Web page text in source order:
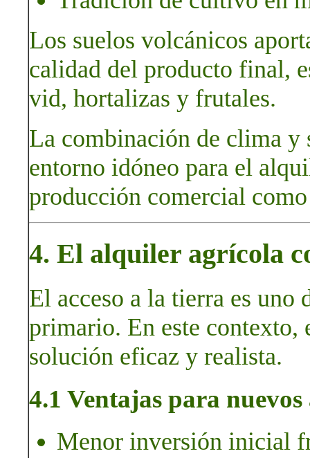
Los suelos volcánicos
calidad del producto final,
vid, hortalizas y frutales.
La combinación de clima y
entorno idóneo para el
producción comercial
4. El alquiler agrícola
El acceso a la tierra es uno
primario. En este contexto,
solución eficaz y realista.
4.1 Ventajas para
Menor inversión inicial